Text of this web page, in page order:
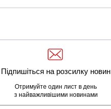
Підпишіться на розсилку новин
Отримуйте один лист в день
з найважливішими новинами